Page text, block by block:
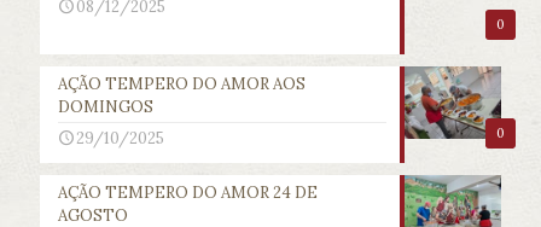
0
08/12/2025
0
AÇÃO TEMPERO DO AMOR AOS
DOMINGOS
29/10/2025
AÇÃO TEMPERO DO AMOR 24 DE
AGOSTO